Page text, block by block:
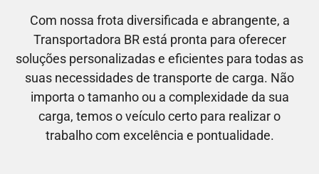
Com nossa frota diversificada e abrangente, a
Transportadora BR está pronta para oferecer
soluções personalizadas e eficientes para todas as
suas necessidades de transporte de carga. Não
importa o tamanho ou a complexidade da sua
carga, temos o veículo certo para realizar o
trabalho com excelência e pontualidade.